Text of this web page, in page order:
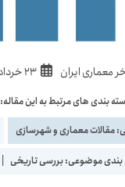
معماری ایران نوشته
شده
است:
23 خرداد 1405
بندی های مرتبط به این مقاله:
مقالات معماری و شهرسازی
بندی موضوعی:بررسی تاریخی